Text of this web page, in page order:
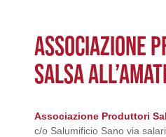
ASSOCIAZIONE
SALSA
Associazione Produttori
c/o Salumificio Sano via